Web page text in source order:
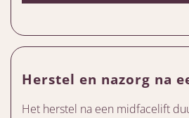
Herstel en nazorg na
Het herstel na een midfacelift